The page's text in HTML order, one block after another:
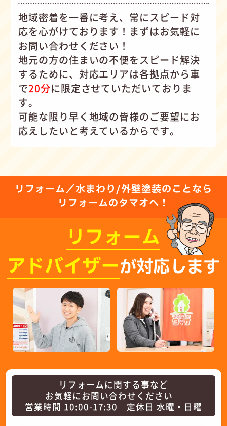
地域密着を一番に考え、常にスピード対
応を心がけております！まずはお気軽に
お問い合わせください！
地元の方の住まいの不便をスピード解決
するために、対応エリアは各拠点から車
で20分に限定させていただいておりま
す。
可能な限り早く地域の皆様のご要望にお
応えしたいと考えているからです。
リフォーム／水まわり/外壁塗装のことなら
リフォームのタマオへ！
リフォーム
アドバイザーが対応します
リフォームに関する事など
お気軽にお問い合わせください
営業時間 10:00-17:30 定休日 水曜・日曜